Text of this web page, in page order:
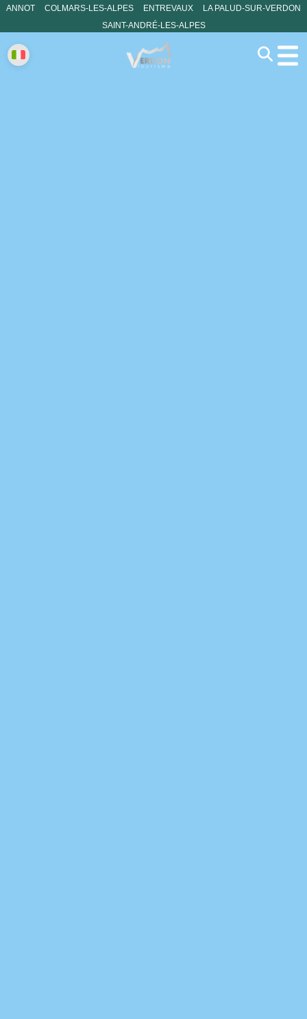
ANNOT COLMARS-LES-ALPES ENTREVAUX
LA PALUD-SUR-VERDON
SAINT-ANDRÉ-LES-ALPES